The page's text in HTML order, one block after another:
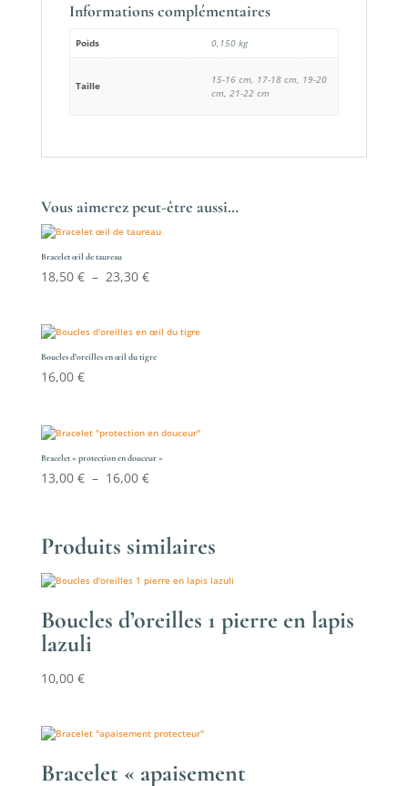
Informations complémentaires
Poids 0,150 kg
Taille
15-16 cm, 17-18 cm, 19-20
cm, 21-22 cm
Vous aimerez peut-être aussi…
Bracelet œil de taureau
18,50 € – 23,30 €Plage
18,50 €
à
Boucles d’oreilles en œil du tigre
16,00 €
Bracelet « protection en douceur »
13,00 € – 16,00 €Plage
13,00 €
16,00 €
Produits similaires
Boucles d’oreilles 1 pierre en lapis
lazuli
10,00 €
Bracelet « apaisement